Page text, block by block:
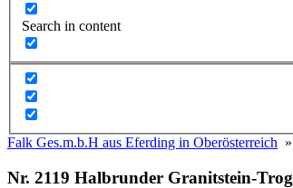
Search in content
Falk Ges.m.b.H aus Eferding in Oberösterreich »
Nr. 2119 Halbrunder Granitstein-Trog